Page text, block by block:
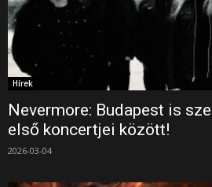
Hírek
Nevermore: Budapest is
első koncertjei között!
2026-03-04